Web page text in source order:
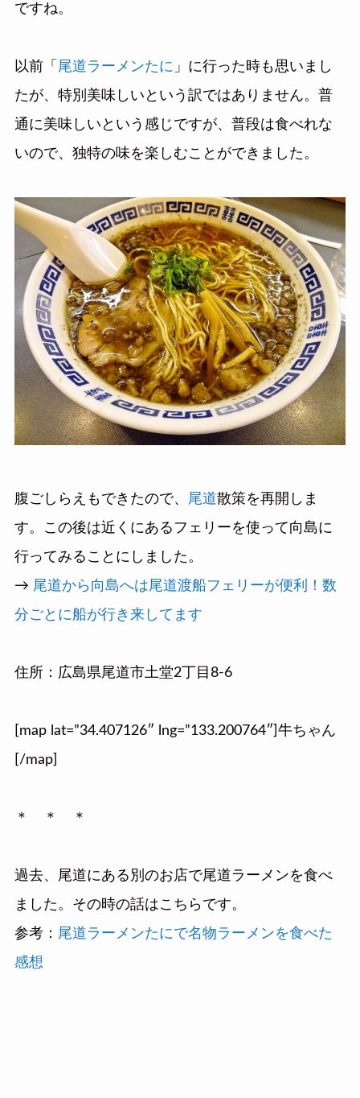
ですね。
以前「 尾道ラーメンたに 」に行った時も思いまし
たが、特別美味しいという訳ではありません。普
通に美味しいという感じですが、普段は食べれな
いので、独特の味を楽しむことができました。
腹ごしらえもできたので、 尾道散策を再開しま
す。この後は近くにあるフェリーを使って向島に
行ってみることにしました。
→ 尾道から向島へは尾道渡船フェリーが便利！数
分ごとに船が行き来してます
住所：広島県尾道市土堂2丁目8-6
[map lat=”34.407126″ lng=”133.200764″]牛ちゃん
[/map]
＊ ＊ ＊
過去、尾道にある別のお店で尾道ラーメンを食べ
ました。その時の話はこちらです。
参考： 尾道ラーメンたにで名物ラーメンを食べた
感想